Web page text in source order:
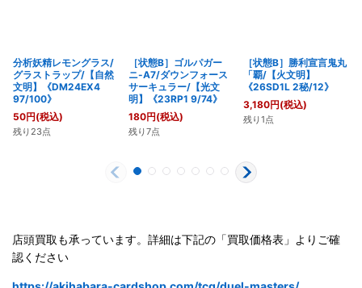
分析妖精レモングラス/
グラストラップ/【自然
文明】《DM24EX4
97/100》
50円(税込)
残り23点
［状態B］ゴルパガー
ニ-A7/ダウンフォース
サーキュラー/【光文
明】《23RP1 9/74》
180円(税込)
残り7点
［状態B］勝利宣言鬼丸
「覇/【火文明】
《26SD1L 2秘/12》
3,180円(税込)
残り1点
店頭買取も承っています。詳細は下記の「買取価格表」よりご確
認ください